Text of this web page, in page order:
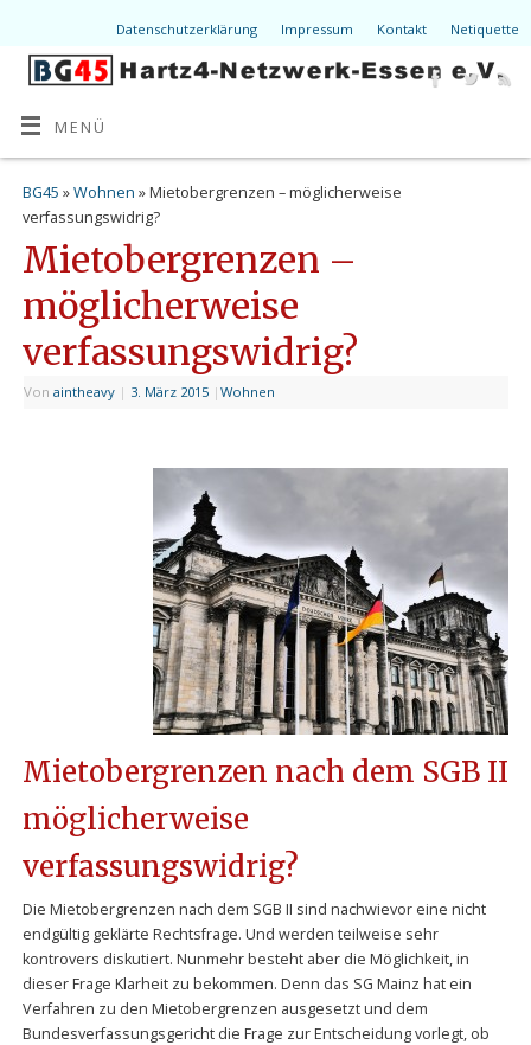
Datenschutzerklärung Impressum Kontakt Netiquette
MENÜ
BG45 »Wohnen » Mietobergrenzen – möglicherweise
verfassungswidrig?
Mietobergrenzen –
möglicherweise
verfassungswidrig?
Von aintheavy | 3. März 2015 | Wohnen
Mietobergrenzen nach dem SGB II
möglicherweise
verfassungswidrig?
Die Mietobergrenzen nach dem SGB II sind nachwievor eine nicht
endgültig geklärte Rechtsfrage. Und werden teilweise sehr
kontrovers diskutiert. Nunmehr besteht aber die Möglichkeit, in
dieser Frage Klarheit zu bekommen. Denn das SG Mainz hat ein
Verfahren zu den Mietobergrenzen ausgesetzt und dem
Bundesverfassungsgericht die Frage zur Entscheidung vorlegt, ob